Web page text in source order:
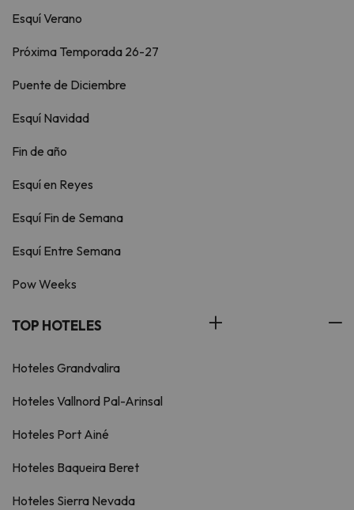
Esquí Verano
Próxima Temporada 26-27
Puente de Diciembre
Esquí Navidad
Fin de año
Esquí en Reyes
Esquí Fin de Semana
Esquí Entre Semana
Pow Weeks
TOP HOTELES
Hoteles Grandvalira
Hoteles Vallnord Pal-Arinsal
Hoteles Port Ainé
Hoteles Baqueira Beret
Hoteles Sierra Nevada